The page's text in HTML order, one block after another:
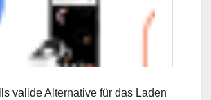
valide Alternative für das Laden